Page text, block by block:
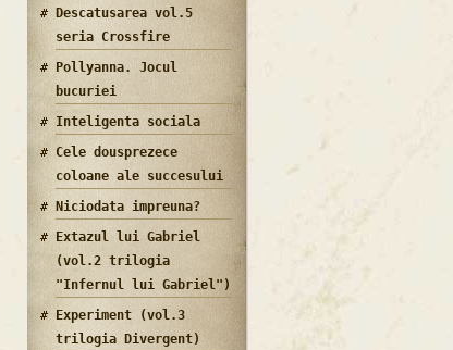
Descatusarea vol.5
seria Crossfire
Pollyanna. Jocul
bucuriei
Inteligenta sociala
Cele dousprezece
coloane ale succesului
Niciodata impreuna?
Extazul lui Gabriel
(vol.2 trilogia
"Infernul lui Gabriel")
Experiment (vol.3
trilogia Divergent)